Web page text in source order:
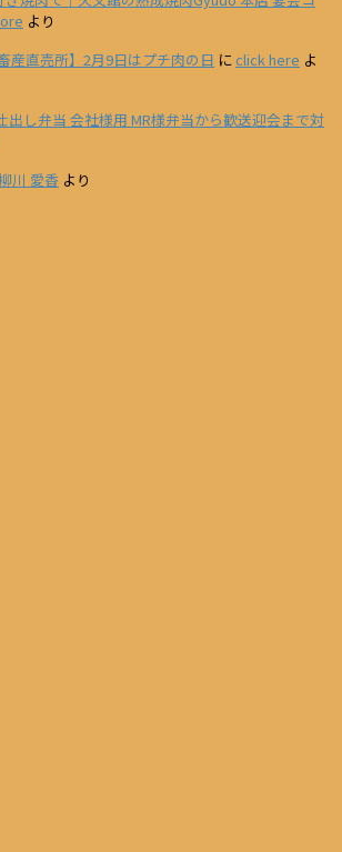
より
産直売所】2月9日はプチ肉の日 に click here よ
出し弁当 会社様用 MR様弁当から歓送迎会まで対
川 愛香 より